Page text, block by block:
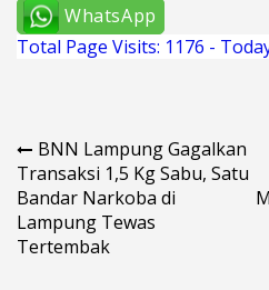
WhatsApp
Total Page Visits: 1176 -
Navigasi
pos
BNN Lampung Gagalkan
Transaksi 1,5 Kg Sabu, Satu
Bandar Narkoba di
Lampung Tewas
Tertembak